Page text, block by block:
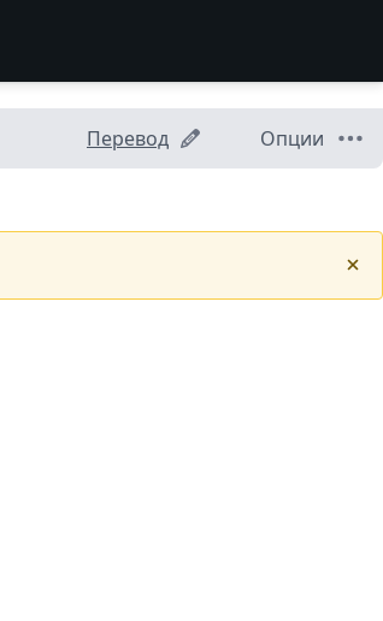
Перевод
Опции